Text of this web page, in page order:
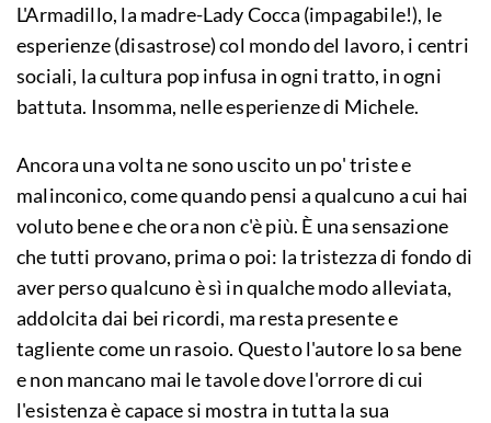
L'Armadillo, la madre-Lady Cocca (impagabile!), le
esperienze (disastrose) col mondo del lavoro, i centri
sociali, la cultura pop infusa in ogni tratto, in ogni
battuta. Insomma, nelle esperienze di Michele.
Ancora una volta ne sono uscito un po' triste e
malinconico, come quando pensi a qualcuno a cui hai
voluto bene e che ora non c'è più. È una sensazione
che tutti provano, prima o poi: la tristezza di fondo di
aver perso qualcuno è sì in qualche modo alleviata,
addolcita dai bei ricordi, ma resta presente e
tagliente come un rasoio. Questo l'autore lo sa bene
e non mancano mai le tavole dove l'orrore di cui
l'esistenza è capace si mostra in tutta la sua